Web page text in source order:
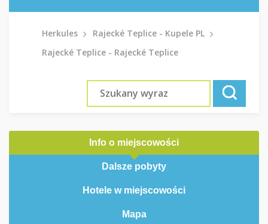
Herkules
Rajecké Teplice - Kupele PL
Rajecké Teplice - Rajecké Teplice
Info o miejscowości
Dalsze pobyty
Hotele w miejscowości
Mapa